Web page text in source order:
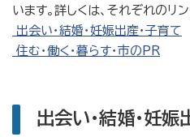
います。詳しくは、それぞれのリ
出会い・結婚・妊娠出産・子育て
住む・働く・暮らす・市のPR
出会い・結婚・妊娠